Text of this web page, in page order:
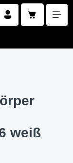
weiß